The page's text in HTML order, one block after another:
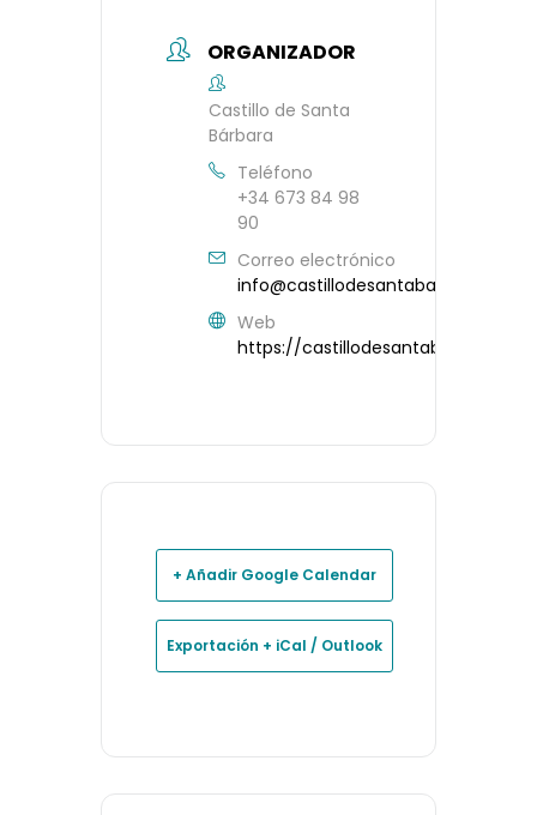
ORGANIZADOR
Castillo de Santa
Bárbara
Teléfono
+34 673 84 98
90
Correo electrónico
info@castillodesantabarbara.com
Web
https://
+ Añadir Google Calendar
Exportación + iCal / Outlook